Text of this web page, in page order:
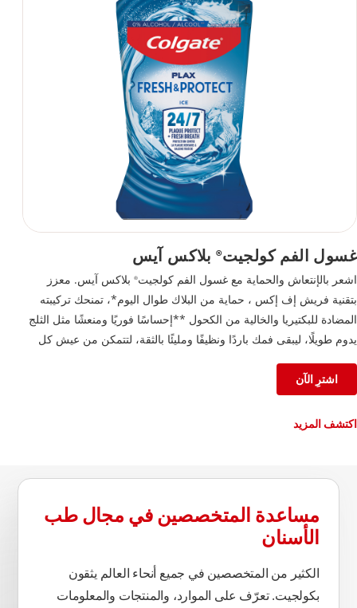
غسول الفم كولجيت®بلاكس آيس
اشعر بالإنتعاش والحماية مع غسول الفم كولجيت® بلاكس آيس. معزز
بتقنية فريش إف إكس ، حماية من البلاك طوال اليوم*، تمنحك تركيبته
المضادة للبكتيريا والخالية من الكحول **إحساسًا فوريًا ومنعشًا مثل الثلج
يدوم طويلًا، ليبقى فمك باردًا ونظيفًا ومليئًا بالثقة، لتتمكن من عيش كل
اشترِ الآن
اكتشف المزيد
مساعدة المتخصصين في مجال طب
الأسنان
الكثير من المتخصصين في جميع أنحاء العالم يثقون
بكولجيت. تعرّف على الموارد، والمنتجات والمعلومات